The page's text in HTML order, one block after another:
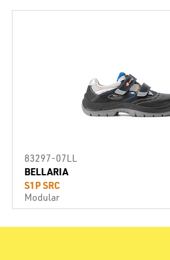
83297-07LL
BELLARIA
S1P SRC
Modular